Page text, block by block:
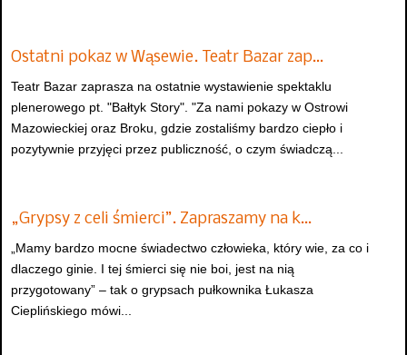
Ostatni pokaz w Wąsewie. Teatr Bazar zap…
Teatr Bazar zaprasza na ostatnie wystawienie spektaklu
plenerowego pt. "Bałtyk Story". "Za nami pokazy w Ostrowi
Mazowieckiej oraz Broku, gdzie zostaliśmy bardzo ciepło i
pozytywnie przyjęci przez publiczność, o czym świadczą...
„Grypsy z celi śmierci”. Zapraszamy na k…
„Mamy bardzo mocne świadectwo człowieka, który wie, za co i
dlaczego ginie. I tej śmierci się nie boi, jest na nią
przygotowany” – tak o grypsach pułkownika Łukasza
Cieplińskiego mówi...